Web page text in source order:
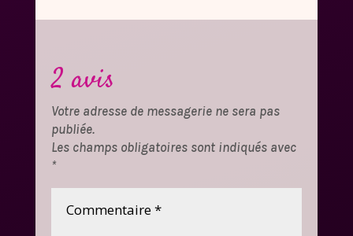
2 avis
Votre adresse de messagerie ne sera pas
publiée.
Les champs obligatoires sont indiqués avec
*